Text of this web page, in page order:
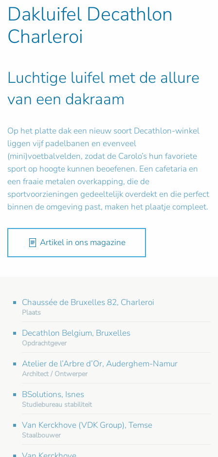
Dakluifel Decathlon
Charleroi
Luchtige luifel met de allure
van een dakraam
Op het platte dak een nieuw soort Decathlon-winkel
liggen vijf padelbanen en evenveel
(mini)voetbalvelden, zodat de Carolo’s hun favoriete
sport op hoogte kunnen beoefenen. Een cafetaria en
een fraaie metalen overkapping, die de
sportvoorzieningen gedeeltelijk overdekt en die perfect
binnen de omgeving past, maken het plaatje compleet.
Artikel in ons magazine
Chaussée de Bruxelles 82, Charleroi
Plaats
Decathlon Belgium, Bruxelles
Opdrachtgever
Atelier de l’Arbre d’Or, Auderghem-Namur
Architect / Ontwerper
BSolutions, Isnes
Studiebureau stabiliteit
Van Kerckhove (VDK Group), Temse
Staalbouwer